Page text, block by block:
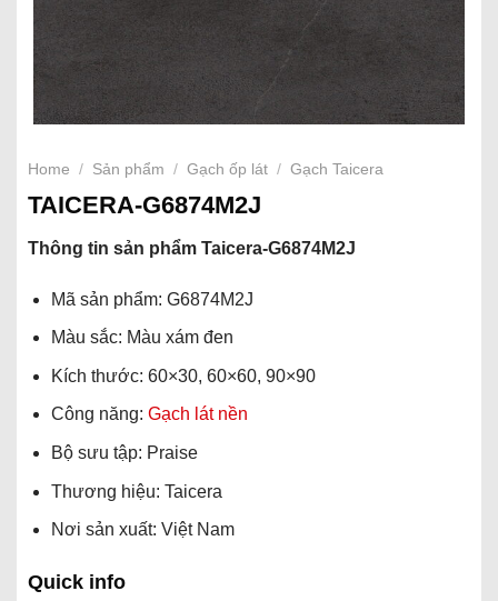
Home / Sản phẩm / Gạch ốp lát / Gạch Taicera
TAICERA-G6874M2J
Thông tin sản phẩm Taicera-G6874M2J
Mã sản phẩm: G6874M2J
Màu sắc: Màu xám đen
Kích thước: 60×30, 60×60, 90×90
Công năng: Gạch lát nền
Bộ sưu tập: Praise
Thương hiệu: Taicera
Nơi sản xuất: Việt Nam
Quick info